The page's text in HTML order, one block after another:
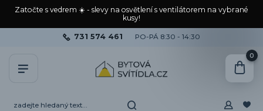
Zatočte s vedrem ☀️ - slevy na osvětlení s ventilátorem na vybrané
kusy!
731 574 461 PO-PÁ 8:30 - 14:30
0